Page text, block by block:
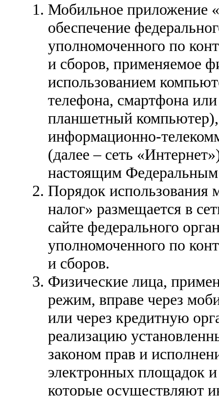
Мобильное приложение
обеспечение
уполномоченного по
и сборов, применяемое
использованием
телефона, смартфона
планшетный
информационно-
(далее – сеть
настоящим Федеральным
Порядок
налог» размещается в
сайте федерального
уполномоченного по
и сборов.
Физические лица,
режим, вправе через
или через кредитную
реализацию
законом прав и
электронных площадок
которые осуществляют